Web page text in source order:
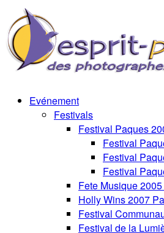
Evénement
Festivals
Festival Paques
Festival
Festival
Festival
Fete Musique
Holly Wins 2007
Festival
Festival de la